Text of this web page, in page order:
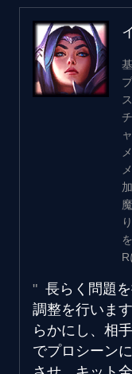
長らく問題
調整を行いま
らかにし、相
でプロシーン